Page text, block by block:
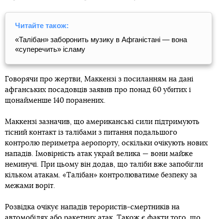
Читайте також:
«Талібан» заборонить музику в Афганістані — вона
«суперечить» ісламу
Говорячи про жертви, Маккензі з посиланням на дані
афганських посадовців заявив про понад 60 убитих і
щонайменше 140 поранених.
Маккензі зазначив, що американські сили підтримують
тісний контакт із талібами з питання подальшого
контролю периметра аеропорту, оскільки очікують нових
нападів. Імовірність атак украй велика — вони майже
неминучі. При цьому він додав, що таліби вже запобігли
кільком атакам. «Талібан» контролюватиме безпеку за
межами воріт.
Розвідка очікує нападів терористів-смертників на